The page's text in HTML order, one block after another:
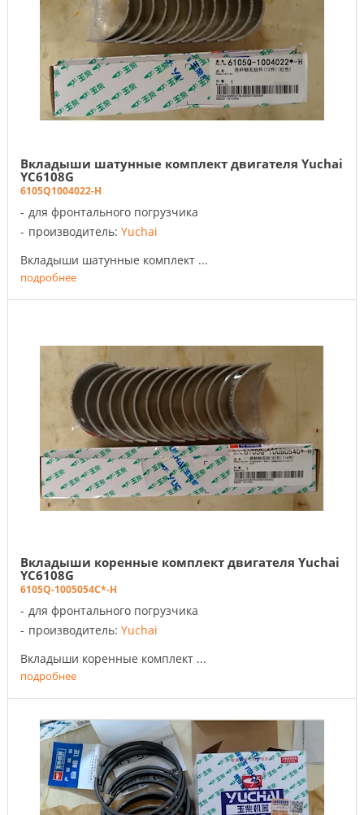
Вкладыши шатунные комплект двигателя Yuchai
YC6108G
6105Q1004022-H
для фронтального погрузчика
производитель: Yuchai
Вкладыши шатунные комплект ...
подробнее
Вкладыши коренные комплект двигателя Yuchai
YC6108G
6105Q-1005054C*-H
для фронтального погрузчика
производитель: Yuchai
Вкладыши коренные комплект ...
подробнее